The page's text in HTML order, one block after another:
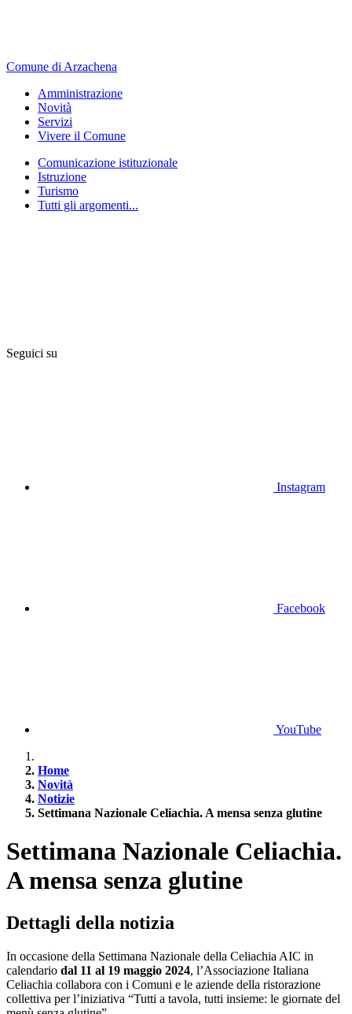
Comune di Arzachena
Amministrazione
Novità
Servizi
Vivere il Comune
Comunicazione istituzionale
Istruzione
Turismo
Tutti gli argomenti...
Seguici su
Instagram
Facebook
YouTube
Home
Novità
Notizie
Settimana Nazionale Celiachia. A mensa senza glutine
Settimana Nazionale Celiachia.
A mensa senza glutine
Dettagli della notizia
In occasione della Settimana Nazionale della Celiachia AIC in
calendario dal 11 al 19 maggio 2024, l’Associazione Italiana
Celiachia collabora con i Comuni e le aziende della ristorazione
collettiva per l’iniziativa “Tutti a tavola, tutti insieme: le giornate del